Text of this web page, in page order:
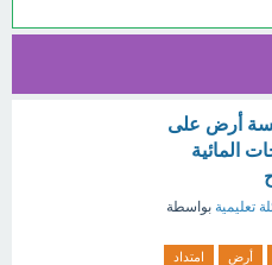
أرض على
المائية
تعليمية بواسطة
أرض
امتداد